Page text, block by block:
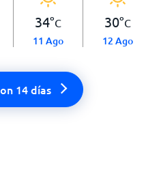
34°C
11 Ago
30°C
12 Ago
14 días